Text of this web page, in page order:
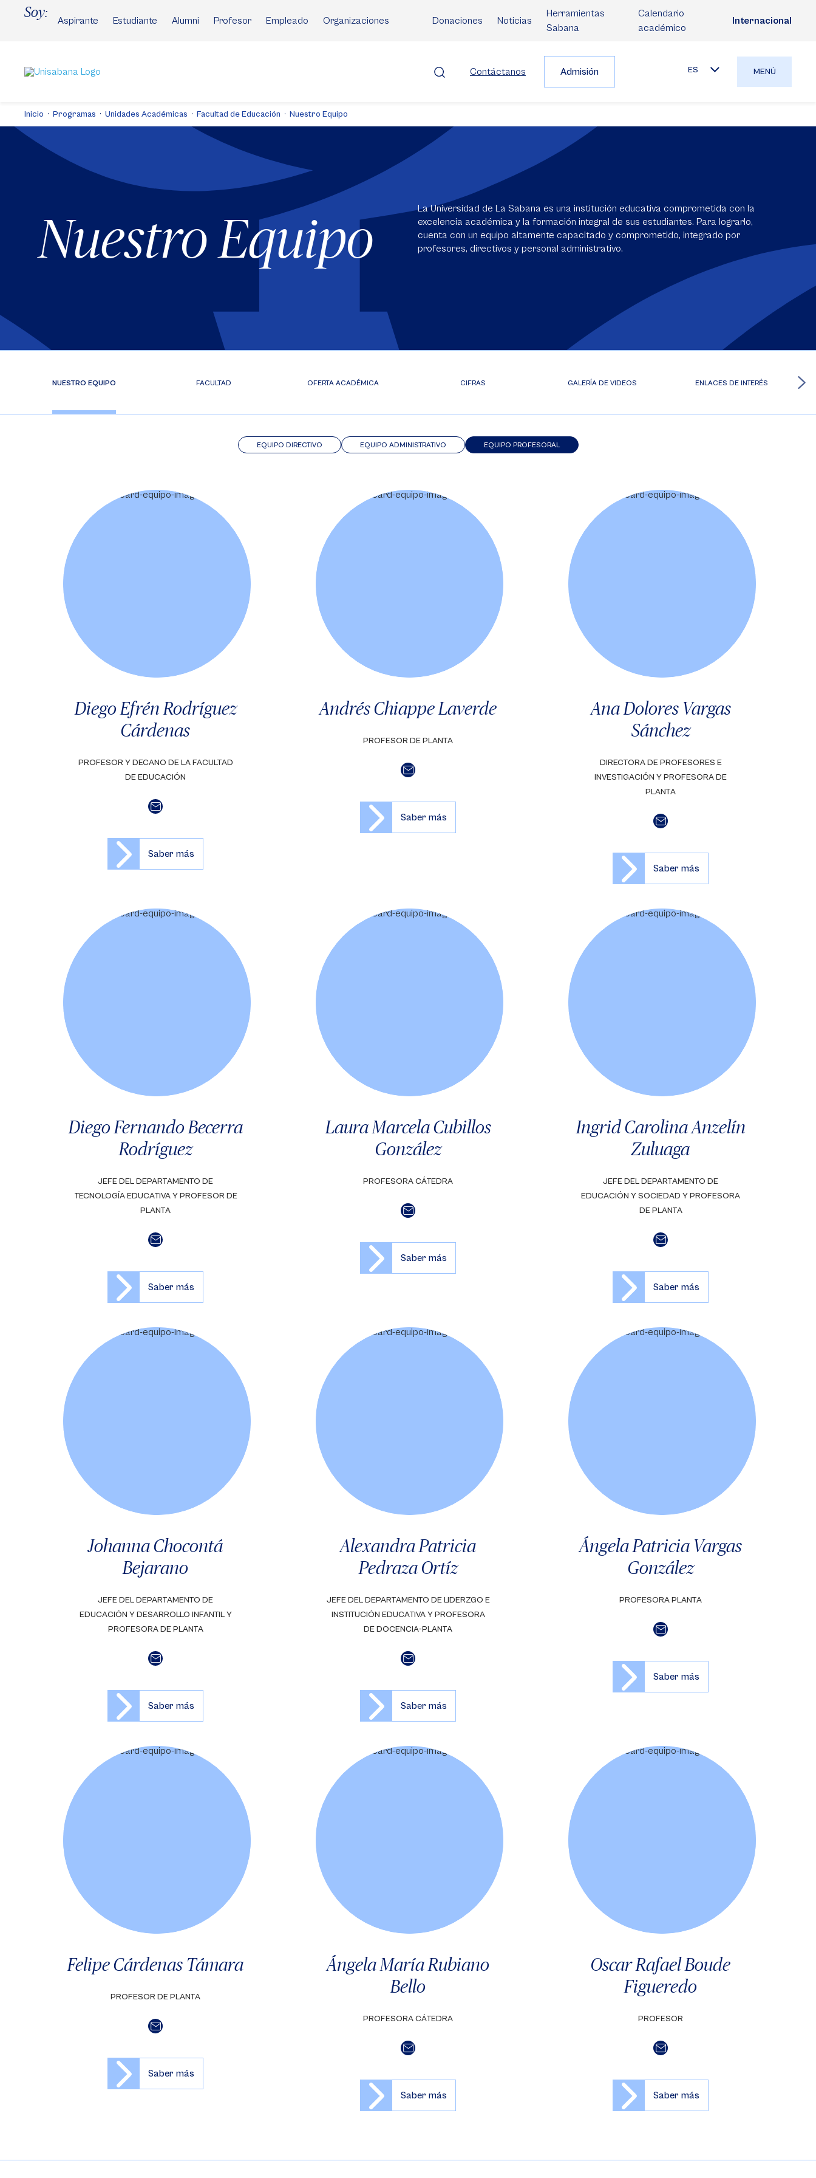
Soy:
Aspirante Estudiante Alumni Profesor Empleado Organizaciones Donaciones Noticias
Herramientas
Sabana
Calendario
académico
Internacional
Contáctanos Admisión ES MENÚ
Inicio Programas Unidades Académicas Facultad de Educación Nuestro Equipo
Nuestro Equipo
La Universidad de La Sabana es una institución educativa comprometida con la
excelencia académica y la formación integral de sus estudiantes. Para lograrlo,
cuenta con un equipo altamente capacitado y comprometido, integrado por
profesores, directivos y personal administrativo.
NUESTRO EQUIPO FACULTAD OFERTA ACADÉMICA CIFRAS GALERÍA DE VIDEOS ENLACES DE INTERÉS
EQUIPO PROFESORAL
EQUIPO ADMINISTRATIVO
EQUIPO DIRECTIVO
Diego Efrén Rodríguez
Cárdenas
PROFESOR Y DECANO DE LA FACULTAD
DE EDUCACIÓN
Saber más
Andrés Chiappe Laverde
PROFESOR DE PLANTA
Saber más
Ana Dolores Vargas
Sánchez
DIRECTORA DE PROFESORES E
INVESTIGACIÓN Y PROFESORA DE
PLANTA
Saber más
Diego Fernando Becerra
Rodríguez
JEFE DEL DEPARTAMENTO DE
TECNOLOGÍA EDUCATIVA Y PROFESOR DE
PLANTA
Saber más
Laura Marcela Cubillos
González
PROFESORA CÁTEDRA
Saber más
Ingrid Carolina Anzelín
Zuluaga
JEFE DEL DEPARTAMENTO DE
EDUCACIÓN Y SOCIEDAD Y PROFESORA
DE PLANTA
Saber más
Johanna Chocontá
Bejarano
JEFE DEL DEPARTAMENTO DE
EDUCACIÓN Y DESARROLLO INFANTIL Y
PROFESORA DE PLANTA
Saber más
Alexandra Patricia
Pedraza Ortíz
JEFE DEL DEPARTAMENTO DE LIDERZGO E
INSTITUCIÓN EDUCATIVA Y PROFESORA
DE DOCENCIA-PLANTA
Saber más
Ángela Patricia Vargas
González
PROFESORA PLANTA
Saber más
Felipe Cárdenas Támara
PROFESOR DE PLANTA
Saber más
Ángela María Rubiano
Bello
PROFESORA CÁTEDRA
Saber más
Oscar Rafael Boude
Figueredo
PROFESOR
Saber más